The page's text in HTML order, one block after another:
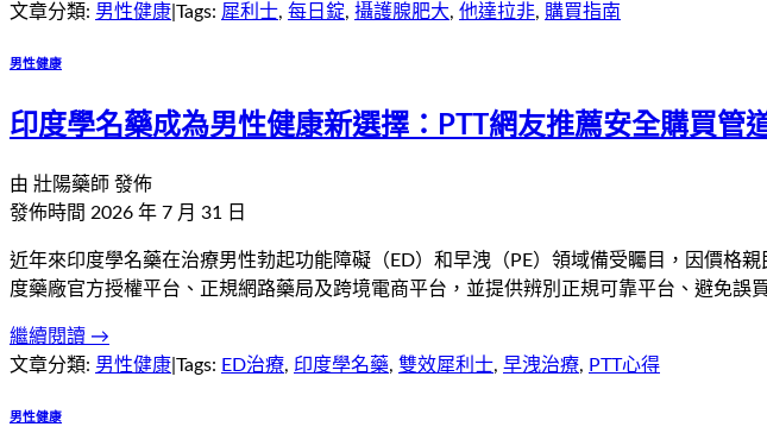
文章分類: 男性健康 Tags: 犀利士, 每日錠, 攝護腺肥大, 他達拉非, 購買指南
男性健康
印度學名藥成為男性健康新選擇：PTT網友推薦安全購買管
由 壯陽藥師 發佈
發佈時間 2026 年 7 月 31 日
近年來印度學名藥在治療男性勃起功能障礙（ED）和早洩（PE）領域備受矚目，因價格
度藥廠官方授權平台、正規網路藥局及跨境電商平台，並提供辨別正規可靠平台、避免誤
繼續閱讀 →
文章分類: 男性健康 Tags: ED治療, 印度學名藥, 雙效犀利士, 早洩治療, PTT心得
男性健康